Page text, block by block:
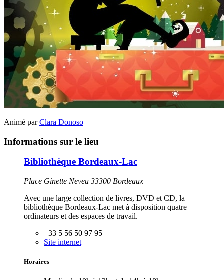
Animé parClara Donoso
Informations sur le lieu
Bibliothèque Bordeaux-Lac
Place Ginette Neveu 33300 Bordeaux
Avec une large collection de livres, DVD et CD, la
bibliothèque Bordeaux-Lac met à disposition quatre
ordinateurs et des espaces de travail.
+33 5 56 50 97 95
Site internet
Horaires